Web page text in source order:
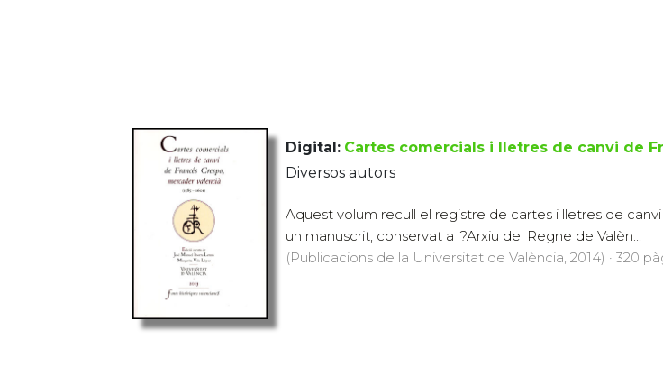
Digital: Cartes comercials i lletres de canvi de
Diversos autors
Aquest volum recull el registre de cartes i lletres de
un manuscrit, conservat a l?Arxiu del Regne de Valèn...
(Publicacions de la Universitat de València, 2014) · 320